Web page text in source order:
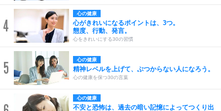
4
心の健康
心がきれいになるポイントは、3つ。
態度、行動、発言。
心をきれいにする30の習慣
5 心の健康
精神レベルを上げて、ぶつからない人になろう。
心の健康を保つ30の言葉
心の健康
不安と恐怖は、過去の暗い記憶によってつくり出